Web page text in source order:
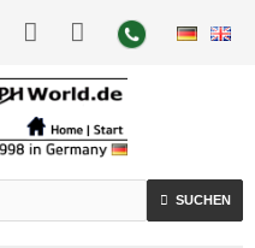
SUCHEN